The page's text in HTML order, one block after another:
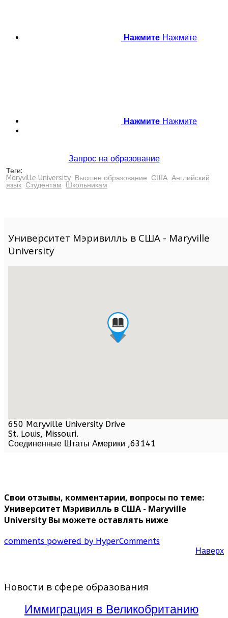
Нажмите Нажмите
Нажмите Нажмите
Запрос на образование
Теги:
Maryville University Высшее образование США Английский
язык Студентам Школьникам
Университет Мэривилль в США - Maryville
University
650 Maryville University Drive
St. Louis, Missouri.
Соединенные Штаты Америки ,63141
Свои отзывы, комментарии, вопросы по теме:
Университет Мэривилль в США - Maryville
University Вы можете оставлять ниже
comments powered by HyperComments
Наверх
Новости в сфере образования
Иммиграция в Великобританию